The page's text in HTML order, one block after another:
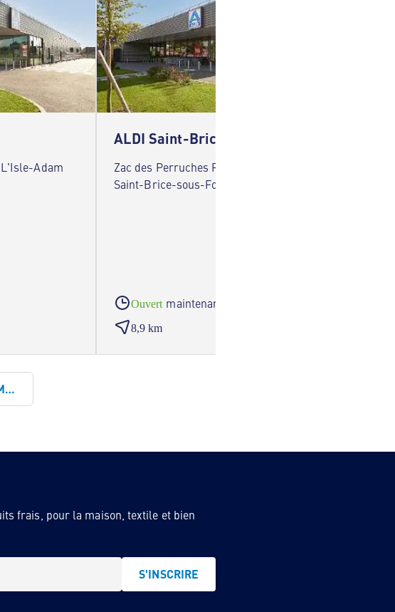
L'Isle-Adam
ALDI Saint-Brice-sous-Forêt
Zac des Perruches Rue de Paris 95350
Saint-Brice-sous-Forêt
Ouvert maintenant
8,9 km
frais, pour la maison, textile et bien
S'INSCRIRE